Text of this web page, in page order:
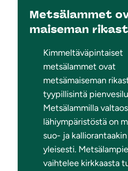
Metsälammet
maiseman
Kimmeltäväpintaiset
metsälammet ovat
metsämaiseman
tyypillisintä
Metsälammilla
lähiympäristöstä on
suo- ja
yleisesti.
vaihtelee kirkkaasta